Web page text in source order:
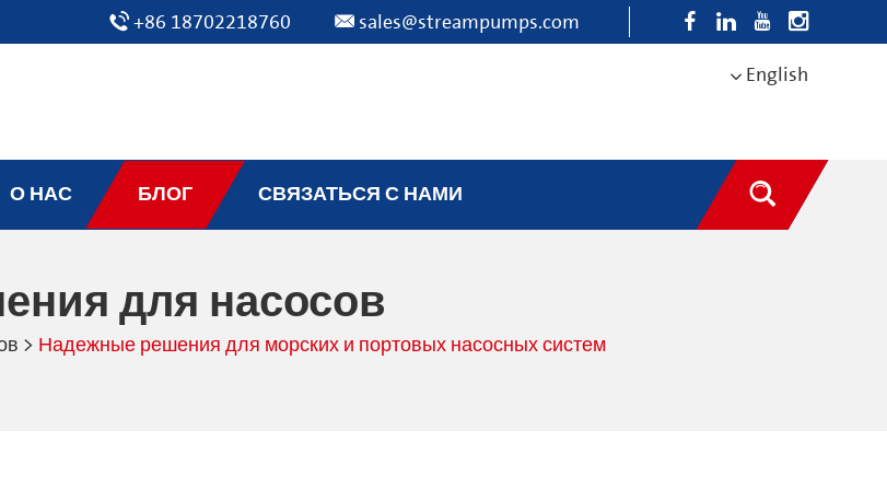
+86 18702218760 sales@streampumps.com
English
О НАС БЛОГ СВЯЗАТЬСЯ С НАМИ
для насосов
> Надежные решения для морских и портовых насосных систем